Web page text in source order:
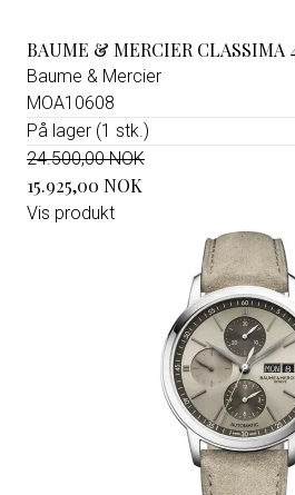
BAUME & MERCIER CLASSIMA
Baume & Mercier
MOA10608
På lager (1 stk.)
24.500,00 NOK
15.925,00 NOK
Vis produkt